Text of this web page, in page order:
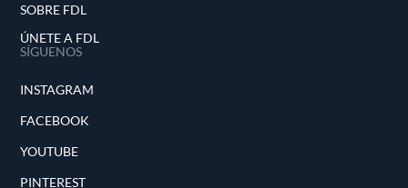
SOBRE FDL
ÚNETE A FDL
SÍGUENOS
INSTAGRAM
FACEBOOK
YOUTUBE
PINTEREST